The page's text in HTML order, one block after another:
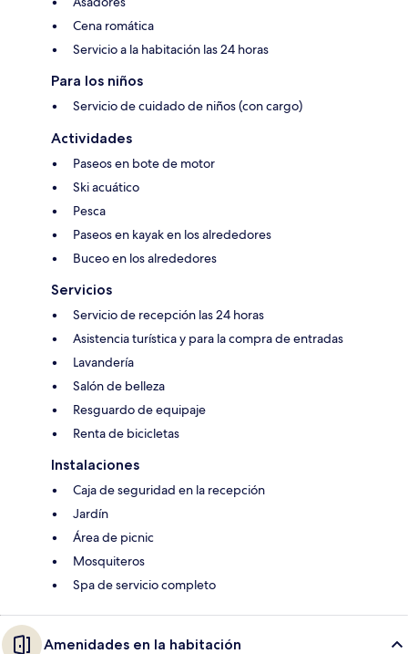
Cena romática
Servicio a la habitación las 24 horas
Para los niños
Servicio de cuidado de niños (con cargo)
Actividades
Paseos en bote de motor
Ski acuático
Pesca
Paseos en kayak en los alrededores
Buceo en los alrededores
Servicios
Servicio de recepción las 24 horas
Asistencia turística y para la compra de entradas
Lavandería
Salón de belleza
Resguardo de equipaje
Renta de bicicletas
Instalaciones
Caja de seguridad en la recepción
Jardín
Área de picnic
Mosquiteros
Spa de servicio completo
Amenidades en la habitación